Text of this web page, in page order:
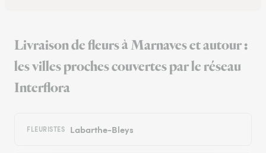
Livraison de fleurs à Marnaves et autour :
les villes proches couvertes par le réseau
Interflora
FLEURISTES Labarthe-Bleys